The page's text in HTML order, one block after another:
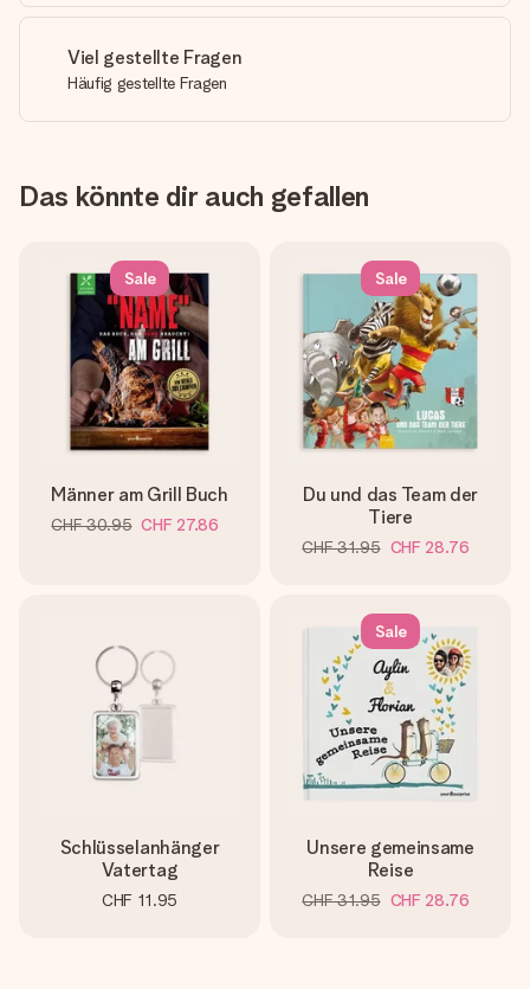
Viel gestellte Fragen
Häufig gestellte Fragen
Das könnte dir auch gefallen
Sale
Männer am Grill Buch
CHF 30.95 CHF 27.86
Sale
Du und das Team der
Tiere
CHF 31.95 CHF 28.76
Schlüsselanhänger
Vatertag
CHF 11.95
Sale
Unsere gemeinsame
Reise
CHF 31.95 CHF 28.76